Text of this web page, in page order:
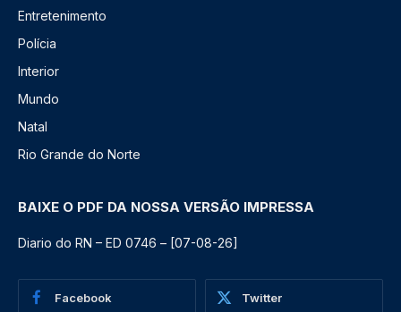
Entretenimento
Polícia
Interior
Mundo
Natal
Rio Grande do Norte
BAIXE O PDF DA NOSSA VERSÃO IMPRESSA
Diario do RN – ED 0746 – [07-08-26]
Facebook Twitter